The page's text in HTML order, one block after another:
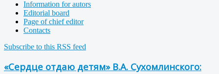
Information for autors
Editorial board
Page of chief editor
Contacts
Subscribe to this RSS feed
«Сердце отдаю детям» В.А. Сухомлинского: